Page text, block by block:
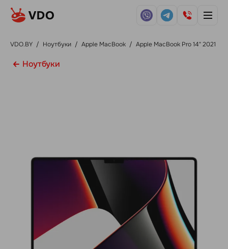
VDO.BY / Ноутбуки / Apple MacBook / Apple MacBook Pro 14" 2021
Ноутбуки